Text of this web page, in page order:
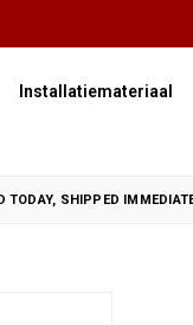
Installatiemateriaal
TODAY, SHIPPED